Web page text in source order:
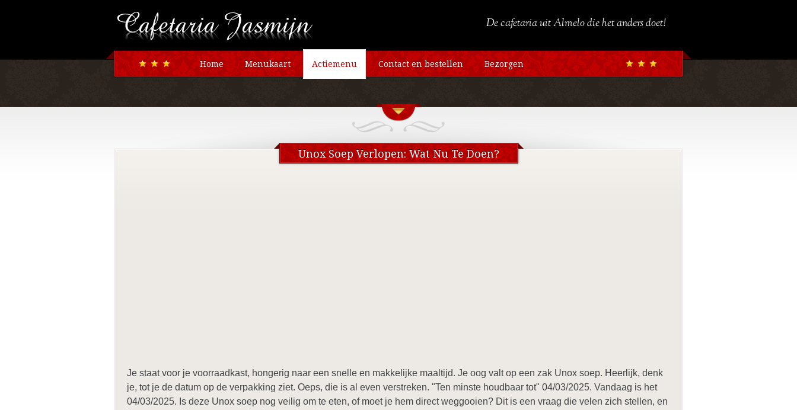
Home Menukaart Actiemenu Contact en bestellen Bezorgen
De cafetaria uit Almelo die het anders doet!
Unox Soep Verlopen: Wat Nu Te Doen?
Je staat voor je voorraadkast, hongerig naar een snelle en makkelijke maaltijd. Je oog valt op een zak Unox soep. Heerlijk, denk
je, tot je de datum op de verpakking ziet. Oeps, die is al even verstreken. "Ten minste houdbaar tot" 04/03/2025. Vandaag is het
04/03/2025. Is deze Unox soep nog veilig om te eten, of moet je hem direct weggooien? Dit is een vraag die velen zich stellen, en